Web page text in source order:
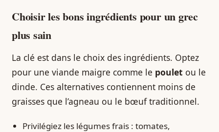
Choisir les bons ingrédients pour un grec
plus sain
La clé est dans le choix des ingrédients. Optez
pour une viande maigre comme le poulet ou le
dinde. Ces alternatives contiennent moins de
graisses que l’agneau ou le bœuf traditionnel.
Privilégiez les légumes frais : tomates,